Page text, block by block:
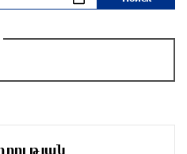
30 дней назад